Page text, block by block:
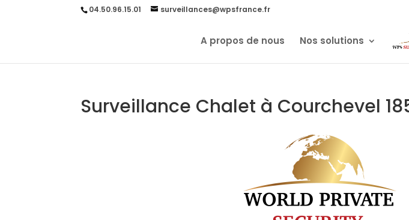
04.50.96.15.01 surveillances@wpsfrance.fr
A propos de nous Nos solutions
Surveillance Chalet à Courchevel